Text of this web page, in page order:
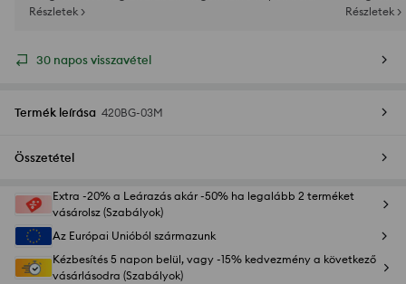
Részletek >
Részletek >
30 napos visszavétel
Termék leírása 420BG-03M
Összetétel
Extra -20% a Leárazás akár -50% ha legalább 2 terméket
vásárolsz (Szabályok)
Az Európai Unióból származunk
Kézbesítés 5 napon belül, vagy -15% kedvezmény a következő
vásárlásodra (Szabályok)